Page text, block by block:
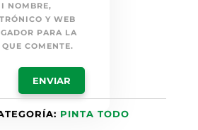
NOMBRE,
Y WEB
PARA LA
COMENTE.
PINTA TODO